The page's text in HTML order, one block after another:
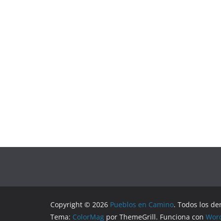
Copyright © 2026 Pueblos en Camino. Todos los
Tema: ColorMag por ThemeGrill. Funciona con